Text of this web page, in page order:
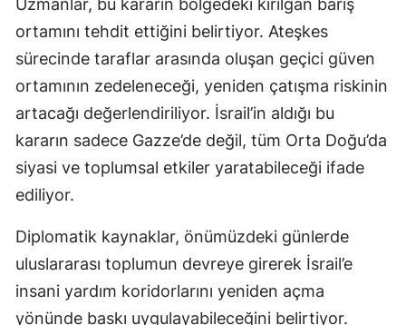
Uzmanlar, bu kararın bölgedeki kırılgan barış
ortamını tehdit ettiğini belirtiyor. Ateşkes
sürecinde taraflar arasında oluşan geçici güven
ortamının zedeleneceği, yeniden çatışma riskinin
artacağı değerlendiriliyor. İsrail’in aldığı bu
kararın sadece Gazze’de değil, tüm Orta Doğu’da
siyasi ve toplumsal etkiler yaratabileceği ifade
ediliyor.
Diplomatik kaynaklar, önümüzdeki günlerde
uluslararası toplumun devreye girerek İsrail’e
insani yardım koridorlarını yeniden açma
yönünde baskı uygulayabileceğini belirtiyor.